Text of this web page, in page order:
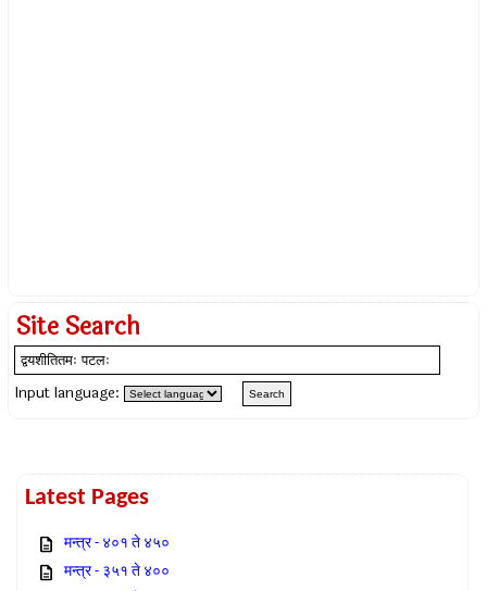
Site Search
Input language:
Latest Pages
मन्त्र - ४०१ ते ४५०
मन्त्र - ३५१ ते ४००